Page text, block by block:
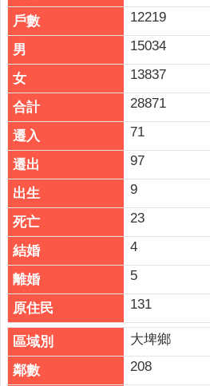
12219
15034
13837
28871
71
97
9
23
4
5
131
大埤鄉
208